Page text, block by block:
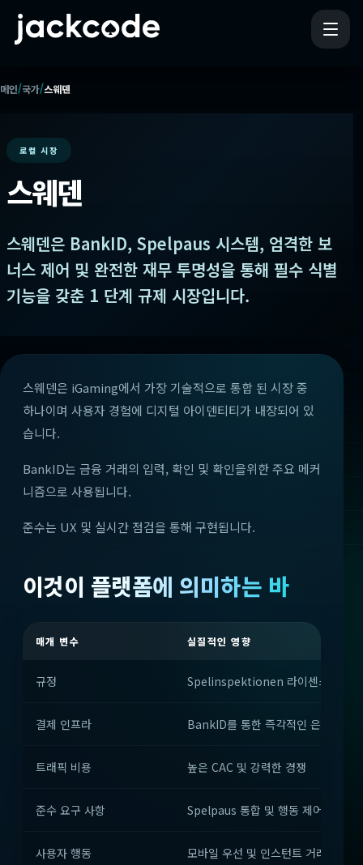
메인/국가/스웨덴
로컬 시장
스웨덴
스웨덴은 BankID, Spelpaus 시스템, 엄격한 보
너스 제어 및 완전한 재무 투명성을 통해 필수 식별
기능을 갖춘 1 단계 규제 시장입니다.
스웨덴은 iGaming에서 가장 기술적으로 통합 된 시장 중
하나이며 사용자 경험에 디지털 아이덴티티가 내장되어 있
습니다.
BankID는 금융 거래의 입력, 확인 및 확인을위한 주요 메커
니즘으로 사용됩니다.
준수는 UX 및 실시간 점검을 통해 구현됩니다.
이것이 플랫폼에 의미하는 바
매개 변수 실질적인 영향
규정 Spelinspektionen 라이센스 및 지
결제 인프라 BankID를 통한 즉각적인 은행
트래픽 비용 높은 CAC 및 강력한 경쟁
준수 요구 사항 Spelpaus 통합 및 행동 제어
사용자 행동 모바일 우선 및 인스턴트 거래